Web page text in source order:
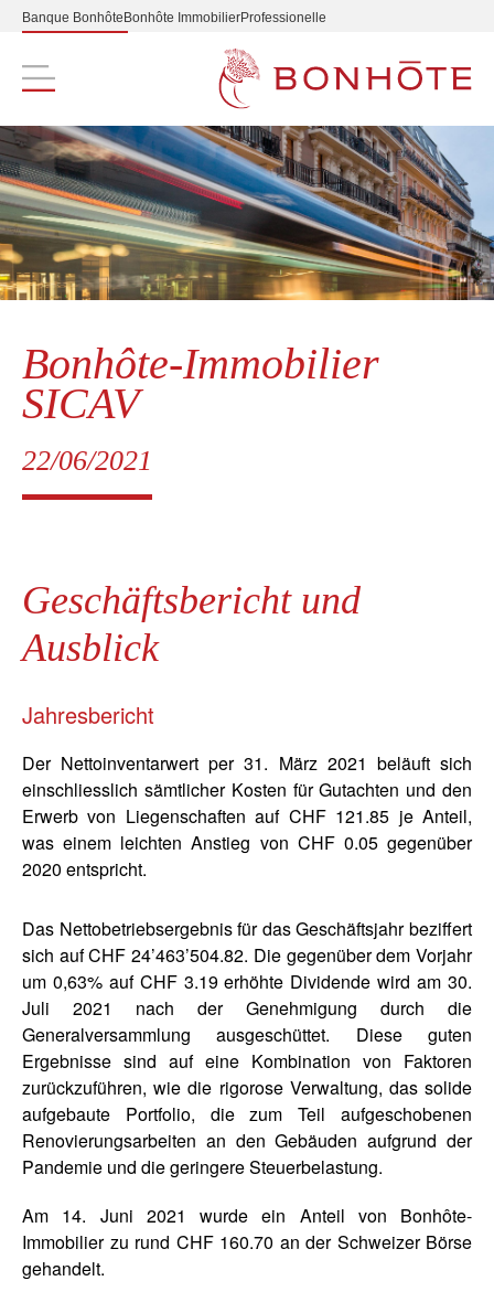
Banque Bonhôte Bonhôte ImmobilierProfessionelle
Navigation principale
Bonhôte-Immobilier
SICAV
22/06/2021
Geschäftsbericht und
Ausblick
Jahresbericht
Der Nettoinventarwert per 31. März 2021 beläuft sich
einschliesslich sämtlicher Kosten für Gutachten und den
Erwerb von Liegenschaften auf CHF 121.85 je Anteil,
was einem leichten Anstieg von CHF 0.05 gegenüber
2020 entspricht.
Das Nettobetriebsergebnis für das Geschäftsjahr beziffert
sich auf CHF 24’463’504.82. Die gegenüber dem Vorjahr
um 0,63% auf CHF 3.19 erhöhte Dividende wird am 30.
Juli 2021 nach der Genehmigung durch die
Generalversammlung ausgeschüttet. Diese guten
Ergebnisse sind auf eine Kombination von Faktoren
zurückzuführen, wie die rigorose Verwaltung, das solide
aufgebaute Portfolio, die zum Teil aufgeschobenen
Renovierungsarbeiten an den Gebäuden aufgrund der
Pandemie und die geringere Steuerbelastung.
Am 14. Juni 2021 wurde ein Anteil von Bonhôte-
Immobilier zu rund CHF 160.70 an der Schweizer Börse
gehandelt.